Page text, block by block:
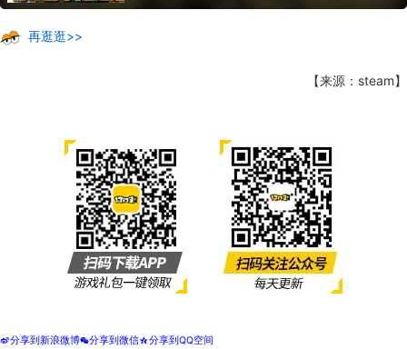
再逛逛>>
【来源：steam】
t分享到新浪微博w分享到微信z分享到QQ空间